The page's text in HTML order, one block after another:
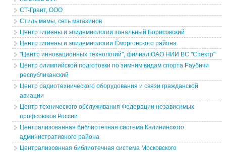
СТ-Грант, ООО
Стиль мамы, сеть магазинов
Центр гигиены и эпидемиологии зональный Борисовский
Центр гигиены и эпидемиологии Сморгонского района
"Центр инновационных технологий", филиал ОАО НИИ ВС "Спектр"
Центр олимпийской подготовки по зимним видам спорта Раубичи
республиканский
Центр радиотехнического оборудования и связи гражданской
авиации
Центр технического обслуживания Федерации независимых
профсоюзов России
Централизованная библиотечная система Калининского
административного района
Централизовнная библиотечная система Московского